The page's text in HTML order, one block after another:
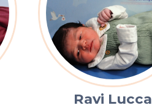
Ravi Lucca